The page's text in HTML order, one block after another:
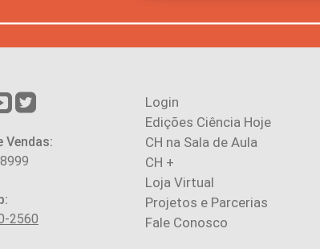
Vendas:
2560
Login
Edições Ciência Hoje
CH na Sala de Aula
CH +
Loja Virtual
Projetos e Parcerias
Fale Conosco